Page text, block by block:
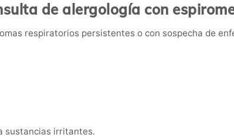
de alergología con
respiratorios persistentes o con sospecha de
sustancias irritantes.